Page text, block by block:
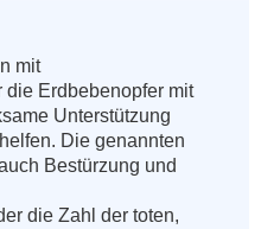
mit
Erdbebenopfer mit
Unterstützung
Die genannten
Bestürzung und
die Zahl der toten,